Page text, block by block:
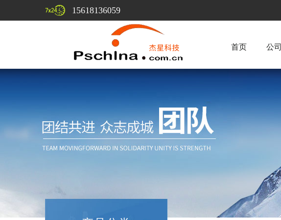
15618136059
首页 公